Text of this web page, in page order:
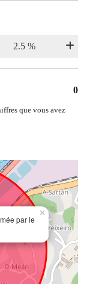
0
que vous avez
par le
×